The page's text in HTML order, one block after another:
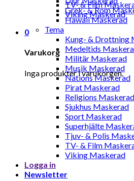
TV- & Film
Viking Maskerad
0
Varukorg
Inga produkter i varukorgen.
Grek- & Rom
Hawaii Maskerad
Tema
Kung- & Drottning
Medeltids
Militär Maskerad
Musik Maskerad
Nations Maskerad
Pirat Maskerad
Religions Maskerad
Sjukhus Maskerad
Sport Maskerad
Superhjälte
Tjuv- & Polis
TV- & Film
Viking Maskerad
Logga in
Newsletter